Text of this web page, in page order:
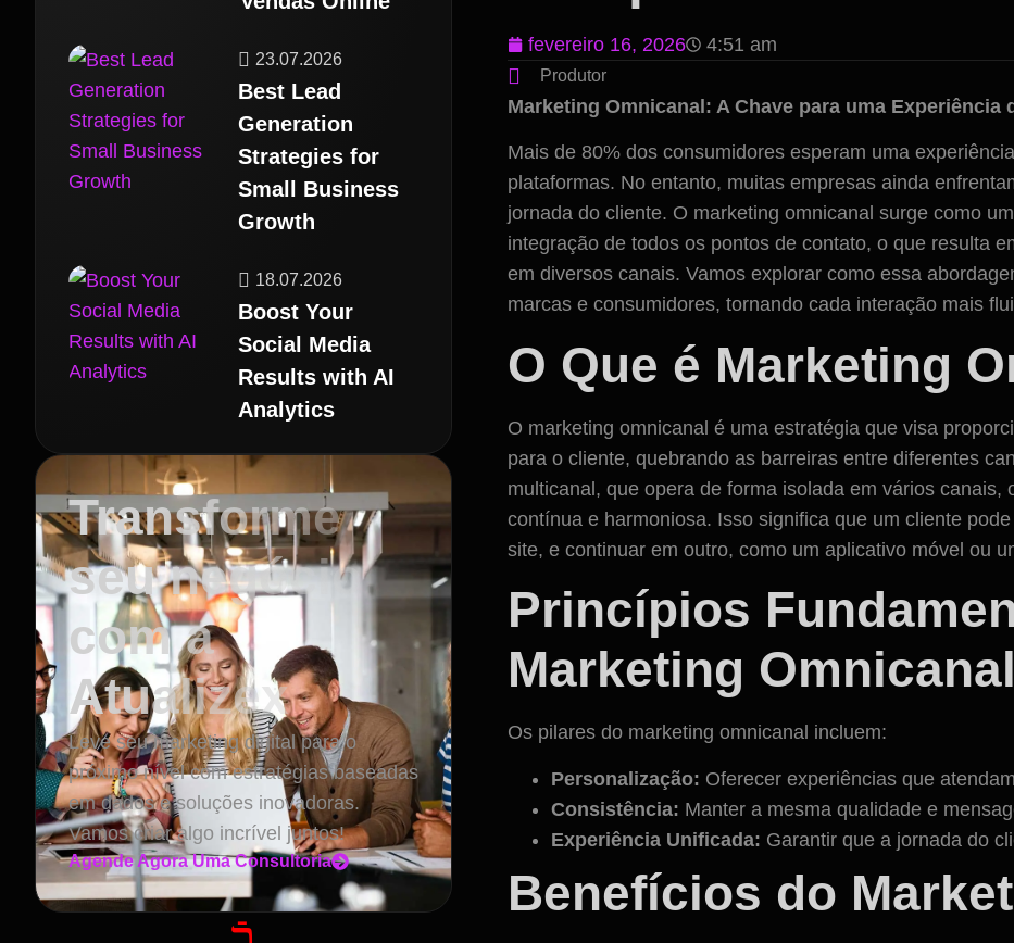
23.07.2026
Best Lead
Generation
Strategies for
Small Business
Growth
18.07.2026
Boost Your
Social Media
Results with AI
Analytics
Transforme
seu negócio
com a
Atualizex
Leve seu marketing digital para o
próximo nível com estratégias baseadas
em dados e soluções inovadoras.
Vamos criar algo incrível juntos!
Agende Agora Uma Consultoria
fevereiro 16, 2026 4:51 am
Produtor
Marketing Omnicanal: A Chave para uma Experiência
Mais de 80% dos consumidores esperam uma
plataformas. No entanto, muitas empresas ainda
jornada do cliente. O marketing omnicanal surge como
integração de todos os pontos de contato, o que resulta
em diversos canais. Vamos explorar como essa
marcas e consumidores, tornando cada interação mais
O Que é Marketing
O marketing omnicanal é uma estratégia que visa
para o cliente, quebrando as barreiras entre diferentes
multicanal, que opera de forma isolada em vários
contínua e harmoniosa. Isso significa que um cliente
site, e continuar em outro, como um aplicativo móvel ou
Princípios
Marketing Omnicanal
Os pilares do marketing omnicanal incluem:
Personalização: Oferecer experiências que
Consistência: Manter a mesma qualidade e
Experiência Unificada: Garantir que a jornada do
Benefícios do